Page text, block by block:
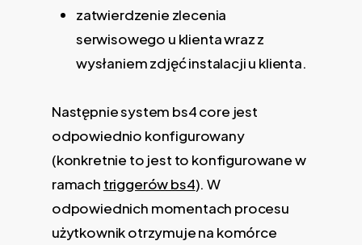
zatwierdzenie zlecenia
serwisowego u klienta wraz z
wysłaniem zdjęć instalacji u klienta.
Następnie system bs4 core jest
odpowiednio konfigurowany
(konkretnie to jest to konfigurowane w
ramach triggerów bs4). W
odpowiednich momentach procesu
użytkownik otrzymuje na komórce